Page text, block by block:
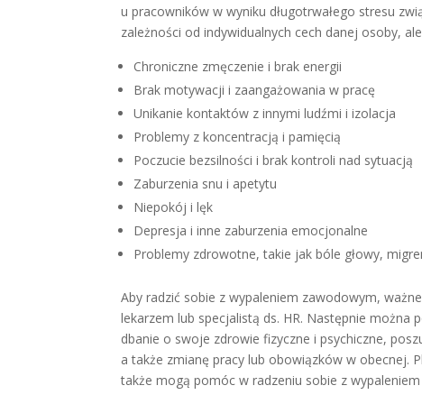
u pracowników w wyniku długotrwałego stresu
zależności od indywidualnych cech danej osoby,
Chroniczne zmęczenie i brak energii
Brak motywacji i zaangażowania w pracę
Unikanie kontaktów z innymi ludźmi i izolacja
Problemy z koncentracją i pamięcią
Poczucie bezsilności i brak kontroli nad sytuacją
Zaburzenia snu i apetytu
Niepokój i lęk
Depresja i inne zaburzenia emocjonalne
Problemy zdrowotne, takie jak bóle głowy,
Aby radzić sobie z wypaleniem zawodowym,
lekarzem lub specjalistą ds. HR. Następnie
dbanie o swoje zdrowie fizyczne i psychiczne,
a także zmianę pracy lub obowiązków w obecnej.
także mogą pomóc w radzeniu sobie z